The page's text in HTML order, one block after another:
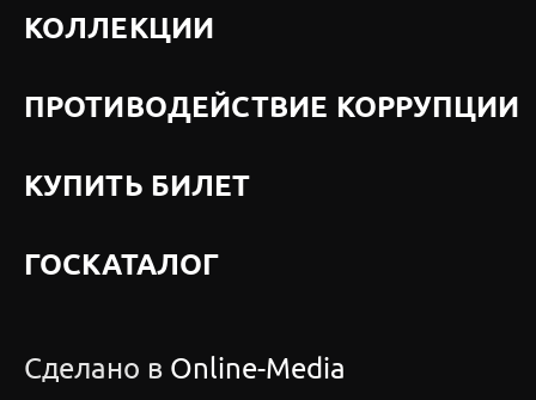
КОЛЛЕКЦИИ
ПРОТИВОДЕЙСТВИЕ КОРРУПЦИИ
КУПИТЬ БИЛЕТ
ГОСКАТАЛОГ
Сделано в Online-Media